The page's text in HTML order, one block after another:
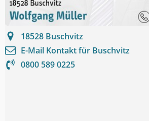
18528 Buschvitz
E-Mail Kontakt für Buschvitz
0800 589 0225